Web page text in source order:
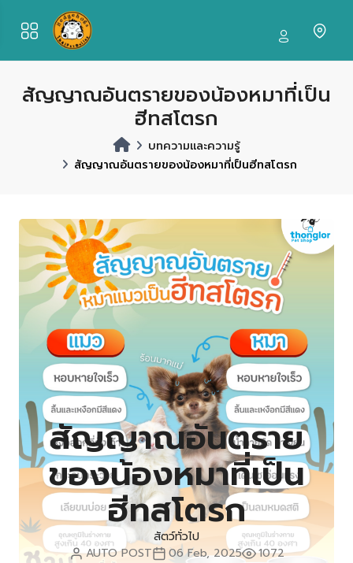
สัญญาณอันตรายของน้องหมาที่เป็น
ฮีทสโตรก
บทความและความรู้
สัญญาณอันตรายของน้องหมาที่เป็นฮีทสโตรก
สัญญาณอันตราย
ของน้องหมาที่เป็น
ฮีทสโตรก
สัตว์ทั่วไป
AUTO POST
06 Feb, 2025 1072